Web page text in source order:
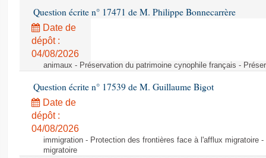
Question écrite n° 17471 de M. Philippe Bonnecarrère
Date de
dépôt :
04/08/2026
animaux - Préservation du patrimoine cynophile français -
Question écrite n° 17539 de M. Guillaume Bigot
Date de
dépôt :
04/08/2026
immigration - Protection des frontières face à l'afflux migratoire
migratoire